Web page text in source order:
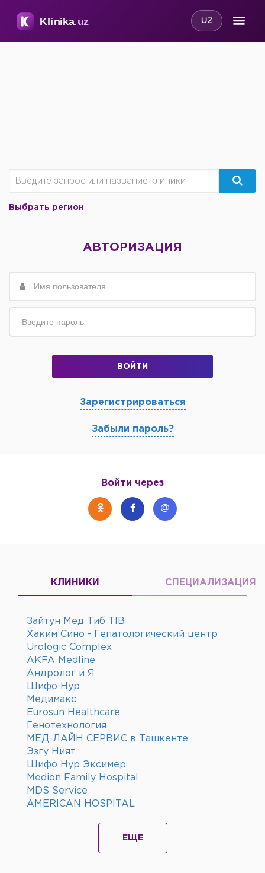
UZ
Выбрать регион
АВТОРИЗАЦИЯ
ВОЙТИ
Зарегистрироваться
Забыли пароль?
Войти через
КЛИНИКИ СПЕЦИАЛИЗАЦИЯ
Зайтун Мед Тиб TIB
Хаким Сино - Гепатологический центр
Urologic Complex
AKFA Medline
Андролог и Я
Шифо Нур
Медимакс
Eurosun Healthcare
Генотехнология
МЕД-ЛАЙН СЕРВИС в Ташкенте
Эзгу Ният
Шифо Нур Эксимер
Medion Family Hospital
MDS Service
AMERICAN HOSPITAL
ЕЩЕ